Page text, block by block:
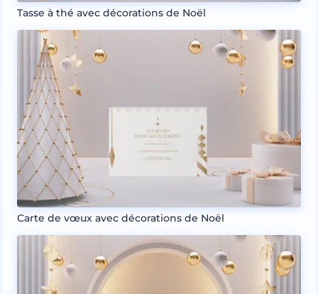
Tasse à thé avec décorations de Noël
Carte de vœux avec décorations de Noël